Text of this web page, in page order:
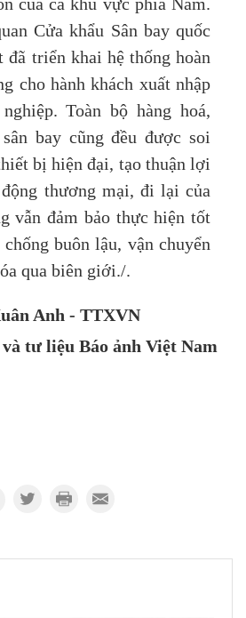
của cả khu vực phía Nam.
Cửa khẩu Sân bay quốc
đã triển khai hệ thống hoàn
cho hành khách xuất nhập
Toàn bộ hàng hoá,
bay cũng đều được soi
bị hiện đại, tạo thuận lợi
thương mại, đi lại của
vẫn đảm bảo thực hiện tốt
buôn lậu, vận chuyển
qua biên giới./.
Anh - TTXVN
tư liệu Báo ảnh Việt Nam